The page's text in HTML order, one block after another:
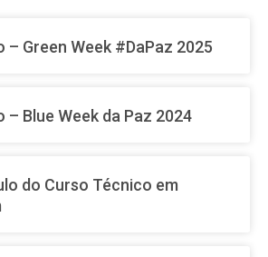
– Green Week #DaPaz 2025
– Blue Week da Paz 2024
do Curso Técnico em